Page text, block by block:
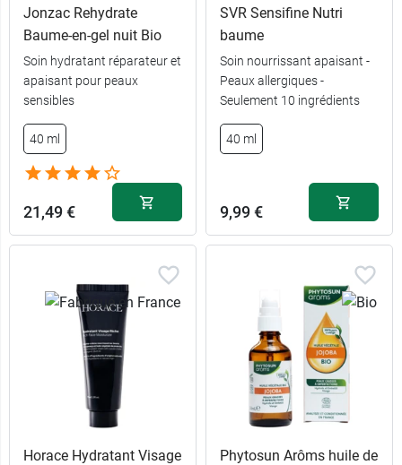
Jonzac Rehydrate
Baume-en-gel nuit Bio
Soin hydratant réparateur et
apaisant pour peaux
sensibles
40 ml
21,49 €
SVR Sensifine Nutri
baume
Soin nourrissant apaisant -
Peaux allergiques -
Seulement 10 ingrédients
40 ml
9,99 €
Horace Hydratant Visage
Phytosun Arôms huile de